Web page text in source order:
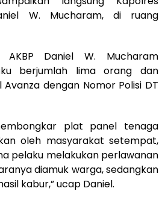
W. Mucharam, di ruang
AKBP Daniel W. Mucharam
berjumlah lima orang dan
dengan Nomor Polisi DT
plat panel tenaga
oleh masyarakat setempat,
pelaku melakukan perlawanan
diamuk warga, sedangkan
kabur,” ucap Daniel.